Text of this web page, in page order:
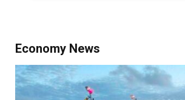
Economy News